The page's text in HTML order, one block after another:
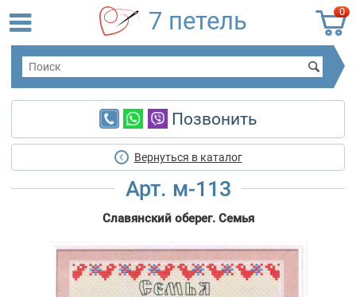
0
7 петель
Позвонить
Вернуться в каталог
Арт. м-113
Славянский оберег. Семья